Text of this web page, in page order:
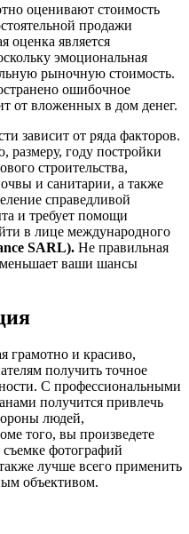
оценивают стоимость
продажи
оценка является
эмоциональная
рыночную стоимость.
ошибочное
от вложенных в дом денег.
зависит от ряда факторов.
году постройки
строительства,
и санитарии, а также
справедливой
и требует помощи
в лице международного
SARL). Не правильная
ваши шансы
грамотно и красиво,
получить точное
С профессиональными
получится привлечь
людей,
того, вы произведете
фотографий
лучше всего применить
объективом.